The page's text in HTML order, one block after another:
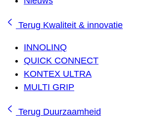
Terug Kwaliteit & innovatie
INNOLINQ
QUICK CONNECT
KONTEX ULTRA
MULTI GRIP
Terug Duurzaamheid